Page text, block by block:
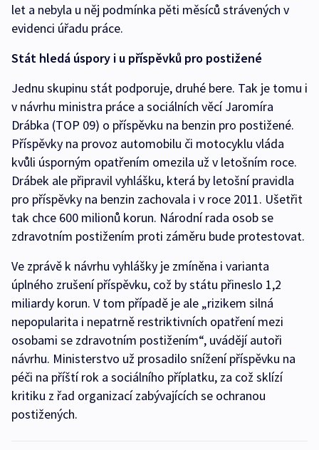
let a nebyla u něj podmínka pěti měsíců strávených v
evidenci úřadu práce.
Stát hledá úspory i u příspěvků pro postižené
Jednu skupinu stát podporuje, druhé bere. Tak je tomu i
v návrhu ministra práce a sociálních věcí Jaromíra
Drábka (TOP 09) o příspěvku na benzin pro postižené.
Příspěvky na provoz automobilu či motocyklu vláda
kvůli úsporným opatřením omezila už v letošním roce.
Drábek ale připravil vyhlášku, která by letošní pravidla
pro příspěvky na benzin zachovala i v roce 2011. Ušetřit
tak chce 600 milionů korun. Národní rada osob se
zdravotním postižením proti záměru bude protestovat.
Ve zprávě k návrhu vyhlášky je zmíněna i varianta
úplného zrušení příspěvku, což by státu přineslo 1,2
miliardy korun. V tom případě je ale „rizikem silná
nepopularita i nepatrně restriktivních opatření mezi
osobami se zdravotním postižením“, uvádějí autoři
návrhu. Ministerstvo už prosadilo snížení příspěvku na
péči na příští rok a sociálního příplatku, za což sklízí
kritiku z řad organizací zabývajících se ochranou
postižených.